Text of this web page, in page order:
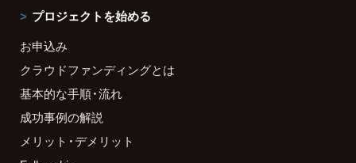
プロジェクトを始める
お申込み
クラウドファンディングとは
基本的な手順・流れ
成功事例の解説
メリット・デメリット